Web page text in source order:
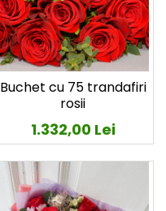
Buchet cu 75 trandafiri
rosii
1.332,00 Lei